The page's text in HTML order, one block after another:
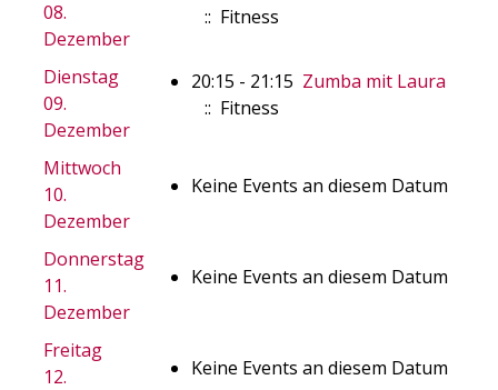
08.
Dezember
:: Fitness
Dienstag
09.
Dezember
20:15 - 21:15 Zumba mit Laura
:: Fitness
Mittwoch
10.
Dezember
Keine Events an diesem Datum
Donnerstag
11.
Dezember
Keine Events an diesem Datum
Freitag
12.
Keine Events an diesem Datum